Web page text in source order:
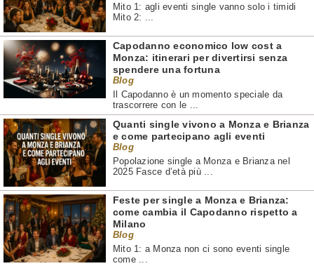
Mito 1: agli eventi single vanno solo i timidi
Mito 2: ...
Capodanno economico low cost a
Monza: itinerari per divertirsi senza
spendere una fortuna
Blog
Il Capodanno è un momento speciale da
trascorrere con le ...
Quanti single vivono a Monza e Brianza
e come partecipano agli eventi
Blog
Popolazione single a Monza e Brianza nel
2025 Fasce d’età più ...
Feste per single a Monza e Brianza:
come cambia il Capodanno rispetto a
Milano
Blog
Mito 1: a Monza non ci sono eventi single
come ...